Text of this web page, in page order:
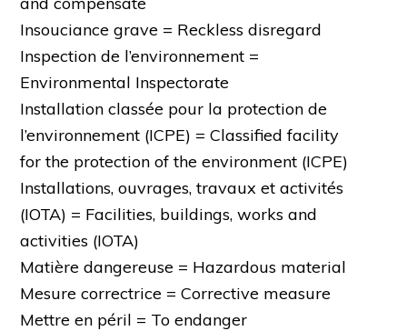
Insouciance grave = Reckless disregard
Inspection de l’environnement =
Environmental Inspectorate
Installation classée pour la protection de
l’environnement (ICPE) = Classified facility
for the protection of the environment (ICPE)
Installations, ouvrages, travaux et activités
(IOTA) = Facilities, buildings, works and
activities (IOTA)
Matière dangereuse = Hazardous material
Mesure correctrice = Corrective measure
Mettre en péril = To endanger